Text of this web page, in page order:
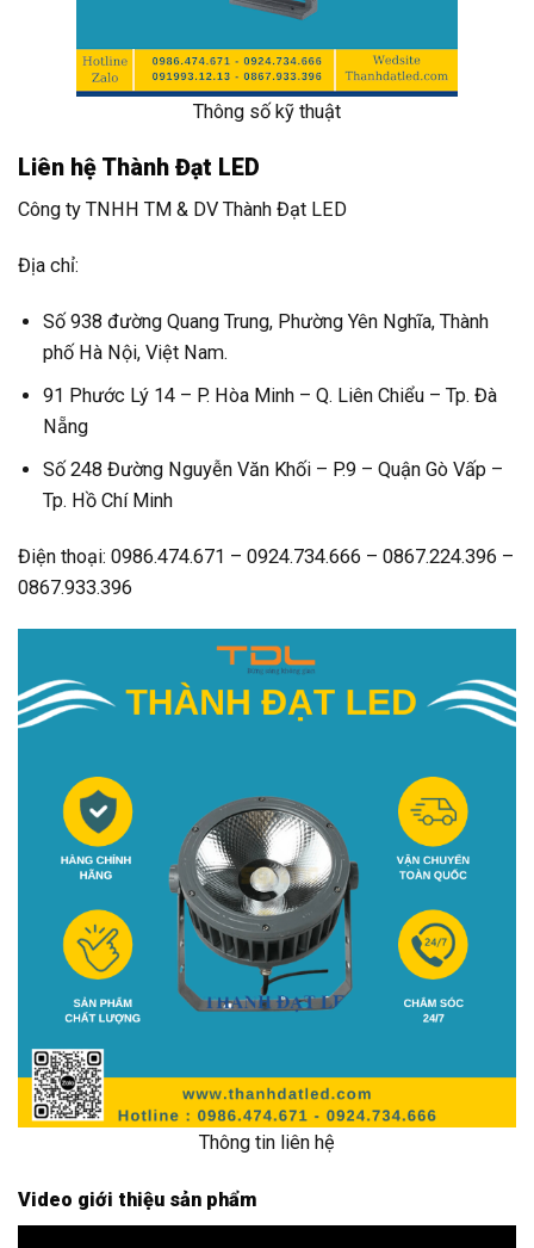
Thông số kỹ thuật
Liên hệ Thành Đạt LED
Công ty TNHH TM & DV Thành Đạt LED
Địa chỉ:
Số 938 đường Quang Trung, Phường Yên Nghĩa, Thành
phố Hà Nội, Việt Nam.
91 Phước Lý 14 – P. Hòa Minh – Q. Liên Chiểu – Tp. Đà
Nẵng
Số 248 Đường Nguyễn Văn Khối – P.9 – Quận Gò Vấp –
Tp. Hồ Chí Minh
Điện thoại: 0986.474.671 – 0924.734.666 – 0867.224.396 –
0867.933.396
Thông tin liên hệ
Video giới thiệu sản phẩm